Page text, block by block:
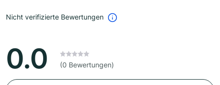
Nicht verifizierte Bewertungen
0.0 (0 Bewertungen)